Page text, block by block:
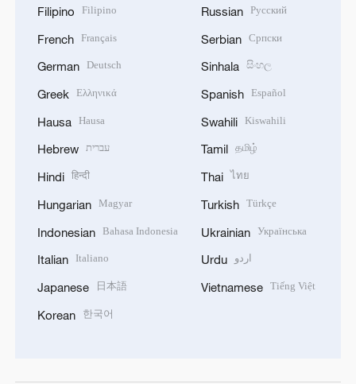
Filipino Filipino
French Français
German Deutsch
Greek Ελληνικά
Hausa Hausa
Hebrew עברית
Hindi हिन्दी
Hungarian Magyar
Indonesian Bahasa Indonesia
Italian Italiano
Japanese 日本語
Korean 한국어
Russian Русский
Serbian Српски
Sinhala සිංහල
Spanish Español
Swahili Kiswahili
Tamil தமிழ்
Thai ไทย
Turkish Türkçe
Ukrainian Українська
Urdu اردو
Vietnamese Tiếng Việt